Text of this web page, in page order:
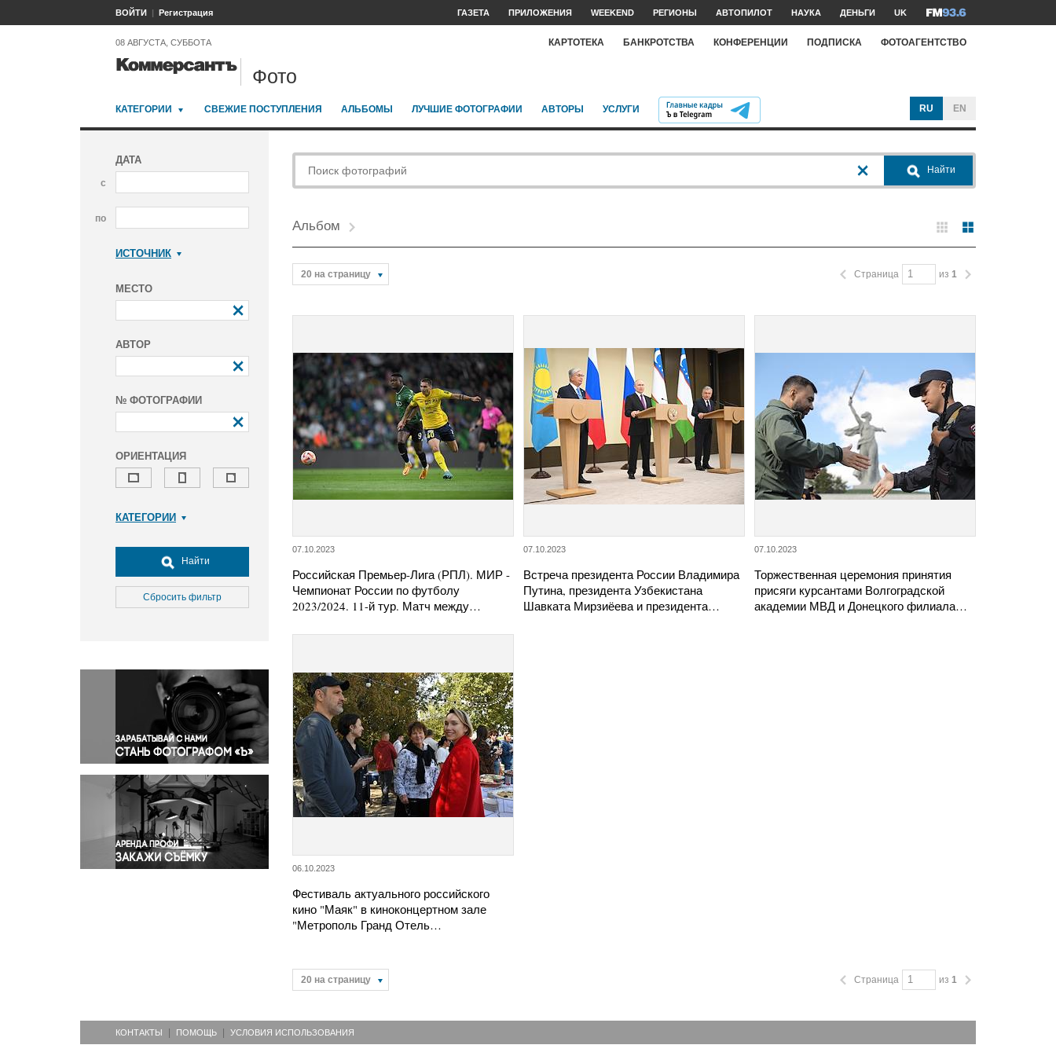
ВОЙТИ Регистрация ГАЗЕТА ПРИЛОЖЕНИЯ WEEKEND РЕГИОНЫ АВТОПИЛОТ НАУКА ДЕНЬГИ UK
08 АВГУСТА, СУББОТА КАРТОТЕКА БАНКРОТСТВА КОНФЕРЕНЦИИ ПОДПИСКА ФОТОАГЕНТСТВО
Фото
КАТЕГОРИИ СВЕЖИЕ ПОСТУПЛЕНИЯ АЛЬБОМЫ ЛУЧШИЕ ФОТОГРАФИИ АВТОРЫ УСЛУГИ RU EN
ДАТА
с
по
ИСТОЧНИК
МЕСТО
АВТОР
№ ФОТОГРАФИИ
ОРИЕНТАЦИЯ
КАТЕГОРИИ
Досуг, туризм и отдых
Культура
Медицина
Окружающая среда
Политика
Правосудие
Происшествия и конфликты
Религия
Светская жизнь
Спорт
Экология
Экономика и бизнес
Найти
Сбросить фильтр
Найти
Альбом
20 на страницу Страница из 1
07.10.2023
Российская Премьер-Лига (РПЛ). МИР -
Чемпионат России по футболу
2023/2024. 11-й тур. Матч между…
07.10.2023
Встреча президента России Владимира
Путина, президента Узбекистана
Шавката Мирзиёева и президента…
07.10.2023
Торжественная церемония принятия
присяги курсантами Волгоградской
академии МВД и Донецкого филиала…
06.10.2023
Фестиваль актуального российского
кино "Маяк" в киноконцертном зале
"Метрополь Гранд Отель…
20 на страницу Страница из 1
КОНТАКТЫ ПОМОЩЬ УСЛОВИЯ ИСПОЛЬЗОВАНИЯ